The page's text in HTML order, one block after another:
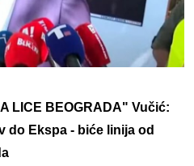
LICE BEOGRADA" Vučić:
do Ekspa - biće linija od